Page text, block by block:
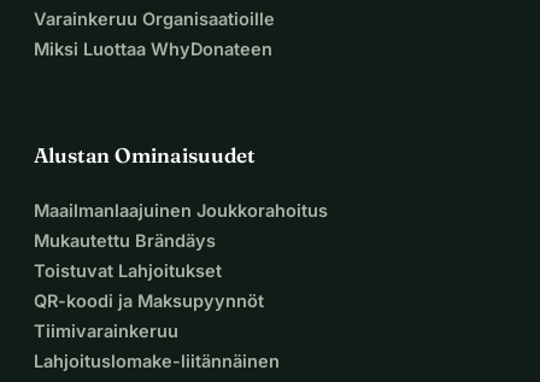
Varainkeruu Organisaatioille
Miksi Luottaa WhyDonateen
Alustan Ominaisuudet
Maailmanlaajuinen Joukkorahoitus
Mukautettu Brändäys
Toistuvat Lahjoitukset
QR-koodi ja Maksupyynnöt
Tiimivarainkeruu
Lahjoituslomake-liitännäinen